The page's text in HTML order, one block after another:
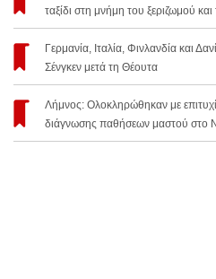
ταξίδι στη μνήμη του ξεριζωμού
Γερμανία, Ιταλία, Φινλανδία και
Σένγκεν μετά τη Θέουτα
Λήμνος: Ολοκληρώθηκαν με
διάγνωσης παθήσεων μαστού στο